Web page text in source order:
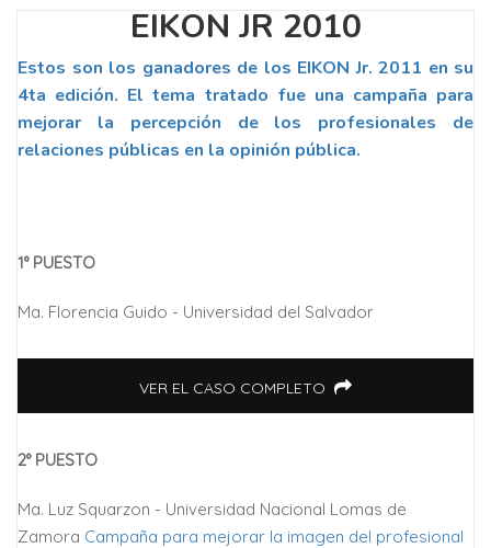
EIKON JR 2010
Estos son los ganadores de los EIKON Jr. 2011 en su
4ta edición. El tema tratado fue una campaña para
mejorar la percepción de los profesionales de
relaciones públicas en la opinión pública.
1° PUESTO
Ma. Florencia Guido - Universidad del Salvador
VER EL CASO COMPLETO
2° PUESTO
Ma. Luz Squarzon - Universidad Nacional Lomas de
Zamora Campaña para mejorar la imagen del profesional